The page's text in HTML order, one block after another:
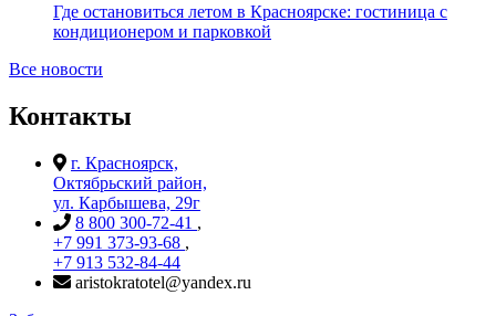
Где остановиться летом в Красноярске: гостиница с
кондиционером и парковкой
Все новости
Контакты
г. Красноярск,
Октябрьский район,
ул. Карбышева, 29г
8 800 300-72-41 ,
+7 991 373-93-68 ,
+7 913 532-84-44
aristokratotel@yandex.ru